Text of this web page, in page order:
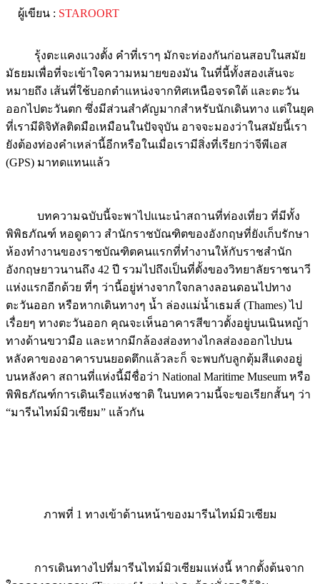
มัธยมเพื่อที่จะเข้าใจความหมายของมัน ในที่นี้ทั้งสองเส้นจะ
หมายถึง เส้นที่ใช้บอกตำแหน่งจากทิศเหนือจรดใต้ และตะวัน
ออกไปตะวันตก ซึ่งมีส่วนสำคัญมากสำหรับนักเดินทาง แต่ในยุค
ที่เรามีดิจิทัลติดมือเหมือนในปัจจุบัน อาจจะมองว่าในสมัยนี้เรา
ยังต้องท่องคำเหล่านี้อีกหรือในเมื่อเรามีสิ่งที่เรียกว่าจีพีเอส
(GPS) มาทดแทนแล้ว
พิพิธภัณฑ์ หอดูดาว สำนักราชบัณฑิตของอังกฤษที่ยังเก็บรักษา
ห้องทำงานของราชบัณฑิตคนแรกที่ทำงานให้กับราชสำนัก
อังกฤษยาวนานถึง 42 ปี รวมไปถึงเป็นที่ตั้งของวิทยาลัยราชนาวี
แห่งแรกอีกด้วย ที่ๆ ว่านี้อยู่ห่างจากใจกลางลอนดอนไปทาง
ตะวันออก หรือหากเดินทางๆ น้ำ ล่องแม่น้ำเธมส์ (Thames) ไป
เรื่อยๆ ทางตะวันออก คุณจะเห็นอาคารสีขาวตั้งอยู่บนเนินหญ้า
ทางด้านขวามือ และหากมีกล้องส่องทางไกลส่องออกไปบน
หลังคาของอาคารบนยอดตึกแล้วละก็ จะพบกับลูกตุ้มสีแดงอยู่
บนหลังคา สถานที่แห่งนี้มีชื่อว่า National Maritime Museum หรือ
พิพิธภัณฑ์การเดินเรือแห่งชาติ ในบทความนี้จะขอเรียกสั้นๆ ว่า
“มารีนไทม์มิวเซียม” แล้วกัน
ใจกลางลอนดอน (Tower of London) จะต้องนั่งรถใต้ดิน